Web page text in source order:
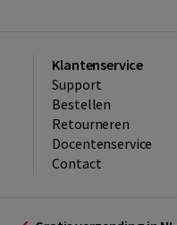
Klantenservice
Support
Bestellen
​Retourneren
Docentenservice
Contact